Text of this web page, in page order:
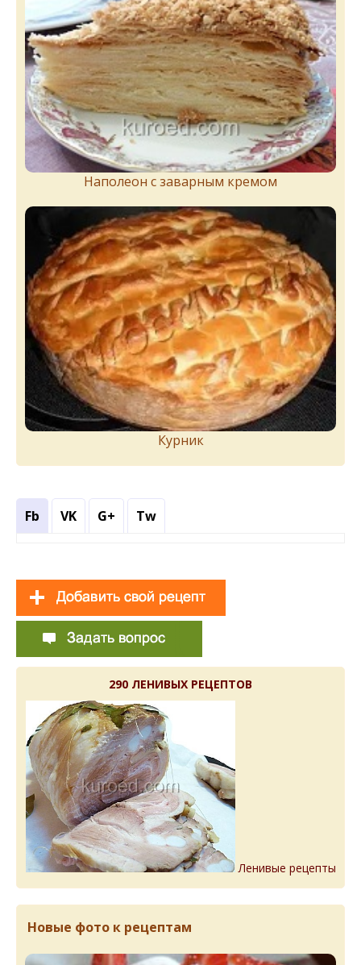
Наполеон с заварным кремом
Курник
Fb VK G+ Tw
290 ЛЕНИВЫХ РЕЦЕПТОВ
Ленивые рецепты
Новые фото к рецептам